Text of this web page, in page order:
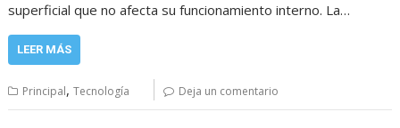
superficial que no afecta su funcionamiento interno. La…
LEER MÁS
Principal,Tecnología Deja un comentario